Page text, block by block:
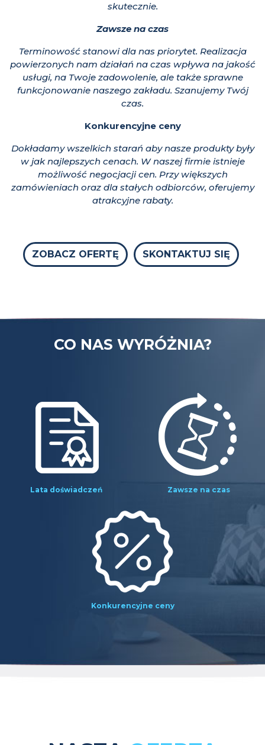
skutecznie.
Zawsze na czas
Terminowość stanowi dla nas priorytet. Realizacja
powierzonych nam działań na czas wpływa na jakość
usługi, na Twoje zadowolenie, ale także sprawne
funkcjonowanie naszego zakładu. Szanujemy Twój
czas.
Konkurencyjne ceny
Dokładamy wszelkich starań aby nasze produkty były
w jak najlepszych cenach. W naszej firmie istnieje
możliwość negocjacji cen. Przy większych
zamówieniach oraz dla stałych odbiorców, oferujemy
atrakcyjne rabaty.
ZOBACZ OFERTĘ SKONTAKTUJ SIĘ
CO NAS WYRÓŻNIA?
Lata doświadczeń Zawsze na czas
Konkurencyjne ceny